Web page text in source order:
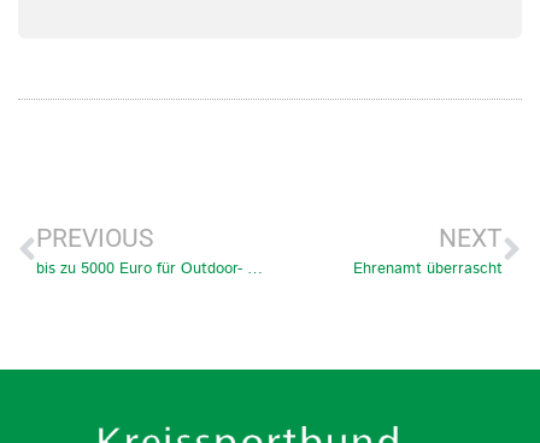
PREVIOUS
bis zu 5000 Euro für Outdoor- und Trendsportgeräte
NEXT
Ehrenamt überrascht